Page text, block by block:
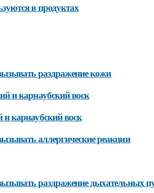
в продуктах
раздражение кожи
и карнаубский воск
карнаубский воск
аллергические реакции
раздражение дыхательных